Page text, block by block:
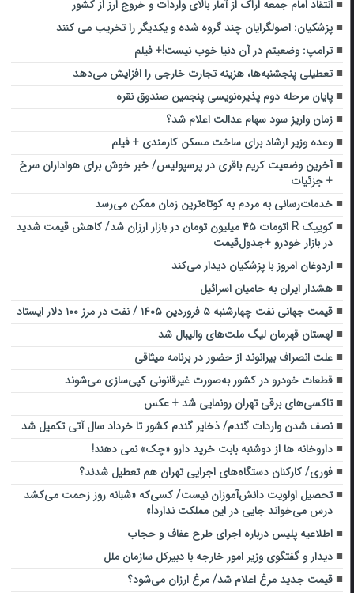
انتقاد امام جمعه اراک از آمار بالای واردات و خروج ارز از کشور
پزشکیان: اصولگرایان چند گروه شده و یکدیگر را تخریب می کنند
ترامپ: وضعیتم در آن دنیا خوب نیست!+ فیلم
تعطیلی پنجشنبه‌ها، هزینه تجارت خارجی را افزایش می‌دهد
پایان مرحله دوم پذیره‌‌نویسی پنجمین صندوق نقره
زمان واریز سود سهام عدالت اعلام شد؟
وعده وزیر ارشاد برای ساخت مسکن کارمندی + فیلم
آخرین وضعیت کریم باقری در پرسپولیس/ خبر خوش برای هواداران سرخ
+ جزئیات
خدمات‌رسانی به مردم به کوتاه‌ترین زمان ممکن می‌رسد
کوییک‌ R اتومات ۴۵ میلیون تومان در بازار ارزان شد/ کاهش قیمت شدید
در بازار خودرو +جدول‌قیمت
اردوغان امروز با پزشکیان دیدار می‌کند
هشدار ایران به حامیان اسرائیل
قیمت جهانی نفت چهارشنبه ۵ فروردین ۱۴۰۵ / نفت در مرز ۱۰۰ دلار ایستاد
لهستان قهرمان لیگ ملت‌های والیبال شد
علت انصراف بیرانوند از حضور در برنامه میثاقی
قطعات خودرو در کشور به‌صورت غیرقانونی کپی‌سازی می‌شوند
تاکسی‌های برقی تهران رونمایی شد + عکس
نصف شدن واردات گندم/ ذخایر گندم کشور تا خرداد سال آتی تکمیل شد
داروخانه ها از دوشنبه بابت خرید دارو «چک» نمی دهند!
فوری/ کارکنان دستگاه‌های اجرایی تهران هم تعطیل شدند؟
تحصیل اولویت دانش‌آموزان نیست/ کسی‌که «شبانه روز زحمت می‌کشد
درس می‌خواند جایی در این مملکت ندارد!»
اطلاعیه پلیس درباره اجرای طرح عفاف و حجاب
دیدار و گفتگوی وزیر امور خارجه با دبیرکل سازمان ملل
قیمت جدید مرغ اعلام شد/ مرغ ارزان می‌شود؟